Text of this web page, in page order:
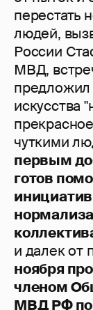
перестать
людей,
России
МВД,
предложил
искусства
чуткими
первым
готов
и далек от
ноября
членом
МВД РФ по